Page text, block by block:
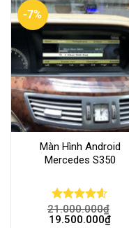
-7%
Màn Hình Android
Mercedes S350
Rated4.59
out of 5
21.000.000₫
19.500.000₫